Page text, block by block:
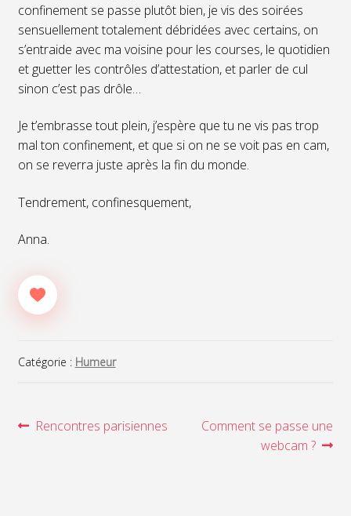
confinement se passe plutôt bien, je vis des soirées
sensuellement totalement débridées avec certains, on
s’entraide avec ma voisine pour les courses, le quotidien
et guetter les contrôles d’attestation, et parler de cul
sinon c’est pas drôle…
Je t’embrasse tout plein, j’espère que tu ne vis pas trop
mal ton confinement, et que si on ne se voit pas en cam,
on se reverra juste après la fin du monde.
Tendrement, confinesquement,
Anna.
Catégorie : Humeur
Navigation
Article
Rencontres parisiennes
Article
Comment se passe une
webcam ?